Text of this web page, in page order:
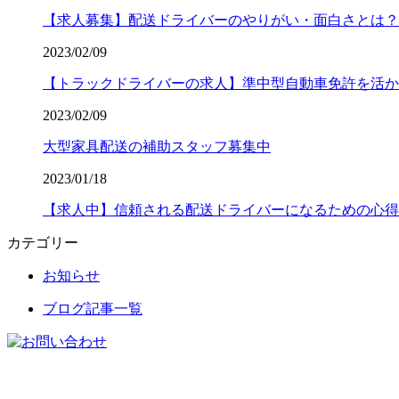
【求人募集】配送ドライバーのやりがい・面白さとは？
2023/02/09
【トラックドライバーの求人】準中型自動車免許を活
2023/02/09
大型家具配送の補助スタッフ募集中
2023/01/18
【求人中】信頼される配送ドライバーになるための心
カテゴリー
お知らせ
ブログ記事一覧